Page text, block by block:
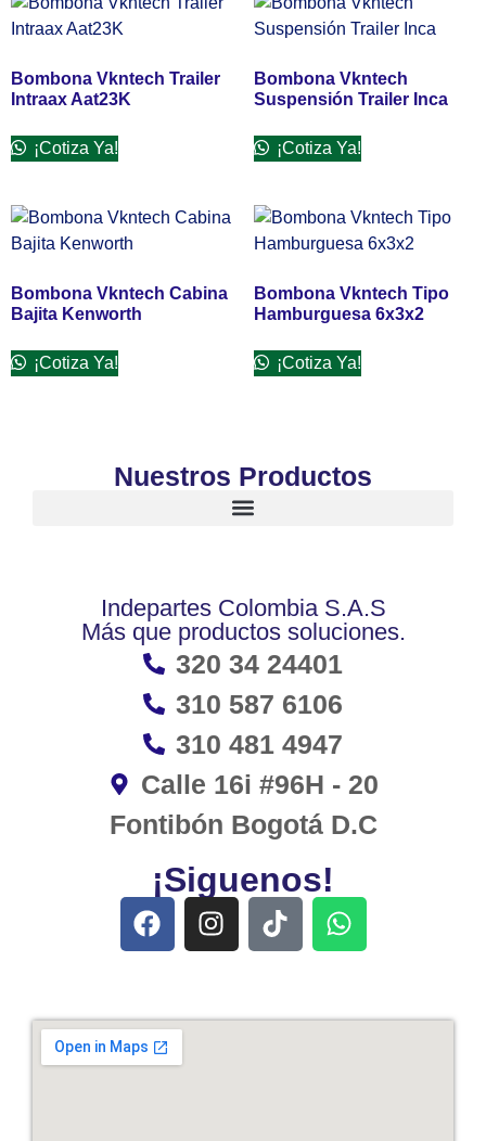
Bombona Vkntech Trailer
Intraax Aat23K
¡Cotiza Ya!
Bombona Vkntech
Suspensión Trailer Inca
¡Cotiza Ya!
Bombona Vkntech Cabina
Bajita Kenworth
¡Cotiza Ya!
Bombona Vkntech Tipo
Hamburguesa 6x3x2
¡Cotiza Ya!
Nuestros Productos
Indepartes Colombia S.A.S
Más que productos soluciones.
320 34 24401
310 587 6106
310 481 4947
Calle 16i #96H - 20
Fontibón Bogotá D.C
¡Siguenos!